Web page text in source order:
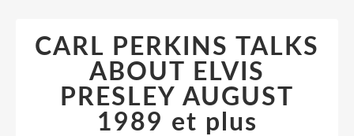
CARL PERKINS TALKS
ABOUT ELVIS
PRESLEY AUGUST
1989 et plus